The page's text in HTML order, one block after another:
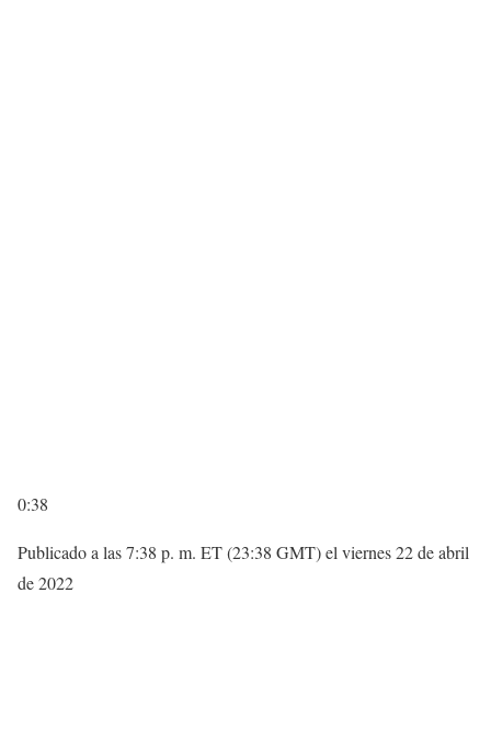
0:38
Publicado a las 7:38 p. m. ET (23:38 GMT) el viernes 22 de abril
de 2022